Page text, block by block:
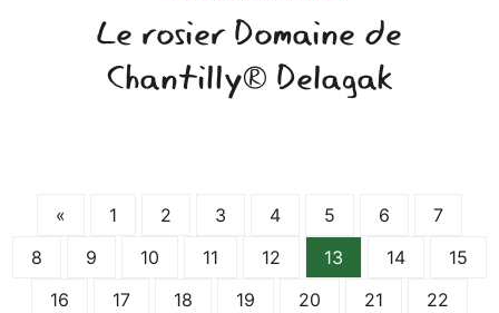
Le rosier Domaine de
Chantilly® Delagak
« 1 2 3 4 5 6
7
8
9 10 11 12 13 14
15
16
17 18 19 20 21
22